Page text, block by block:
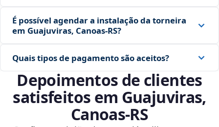
É possível agendar a instalação da torneira
em Guajuviras, Canoas‑RS?
Quais tipos de pagamento são aceitos?
Depoimentos de clientes
satisfeitos em Guajuviras,
Canoas‑RS